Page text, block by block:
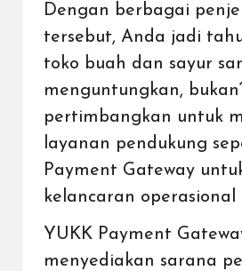
Dengan berbagai
tersebut, Anda jadi
toko buah dan sayur
menguntungkan,
pertimbangkan untuk
layanan pendukung
Payment Gateway
kelancaran operasional
YUKK Payment
menyediakan sarana